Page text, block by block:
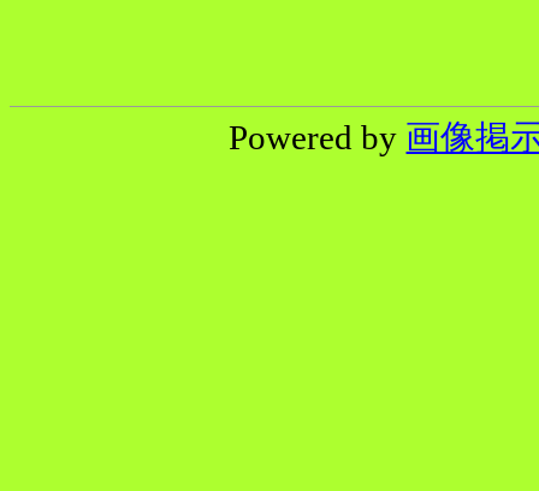
Powered by 画像掲